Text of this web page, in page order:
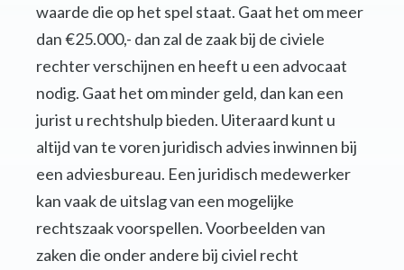
waarde die op het spel staat. Gaat het om meer
dan €25.000,- dan zal de zaak bij de civiele
rechter verschijnen en heeft u een advocaat
nodig. Gaat het om minder geld, dan kan een
jurist u rechtshulp bieden. Uiteraard kunt u
altijd van te voren juridisch advies inwinnen bij
een adviesbureau. Een juridisch medewerker
kan vaak de uitslag van een mogelijke
rechtszaak voorspellen. Voorbeelden van
zaken die onder andere bij civiel recht